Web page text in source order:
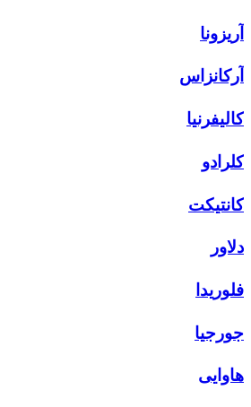
آریزونا
آرکانزاس
کالیفرنیا
کلرادو
کانتیکت
دلاور
فلوریدا
جورجیا
هاوایی